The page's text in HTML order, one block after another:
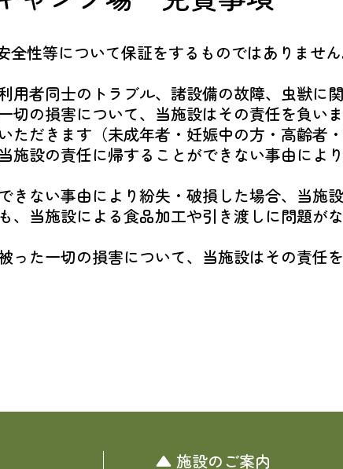
性等について保証をするものではありませ
者同士のトラブル、諸設備の故障、虫獣に
の損害について、当施設はその責任を負いま
だきます（未成年者・妊娠中の方・高齢者
設の責任に帰することができない事由によ
ない事由により紛失・破損した場合、当施
当施設による食品加工や引き渡しに問題が
た一切の損害について、当施設はその責任
施設のご案内